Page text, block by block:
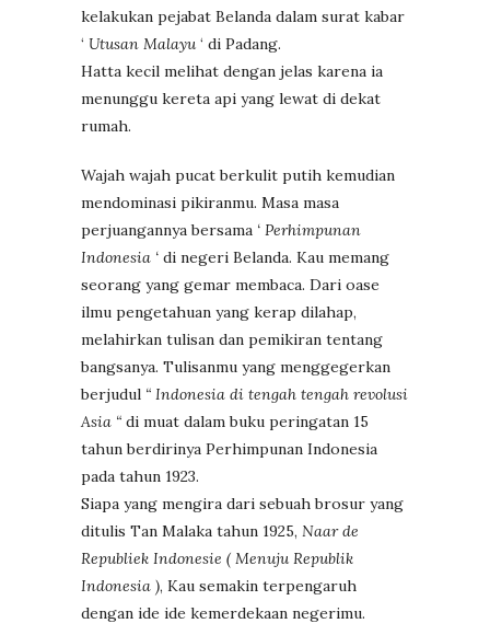
kelakukan pejabat Belanda dalam surat kabar
‘ Utusan Malayu ‘ di Padang.
Hatta kecil melihat dengan jelas karena ia
menunggu kereta api yang lewat di dekat
rumah.
Wajah wajah pucat berkulit putih kemudian
mendominasi pikiranmu. Masa masa
perjuangannya bersama ‘ Perhimpunan
Indonesia ‘ di negeri Belanda. Kau memang
seorang yang gemar membaca. Dari oase
ilmu pengetahuan yang kerap dilahap,
melahirkan tulisan dan pemikiran tentang
bangsanya. Tulisanmu yang menggegerkan
berjudul “ Indonesia di tengah tengah revolusi
Asia “ di muat dalam buku peringatan 15
tahun berdirinya Perhimpunan Indonesia
pada tahun 1923.
Siapa yang mengira dari sebuah brosur yang
ditulis Tan Malaka tahun 1925, Naar de
Republiek Indonesie ( Menuju Republik
Indonesia ), Kau semakin terpengaruh
dengan ide ide kemerdekaan negerimu.